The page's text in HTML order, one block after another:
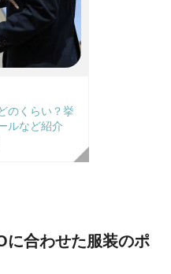
のくらい？挙
ルなど紹介
に合わせた服装のポ